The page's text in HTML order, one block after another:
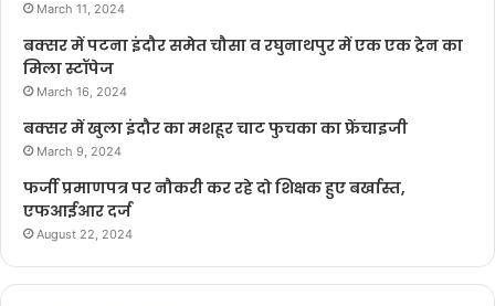
March 11, 2024
बक्सर में पटना इंदौर समेत चौसा व रघुनाथपुर में एक एक ट्रेन का
मिला स्टॉपेज
March 16, 2024
बक्सर में खुला इंदौर का मशहूर चाट फुचका का फ्रेंचाइजी
March 9, 2024
फर्जी प्रमाणपत्र पर नौकरी कर रहे दो शिक्षक हुए बर्खास्त,
एफआईआर दर्ज
August 22, 2024